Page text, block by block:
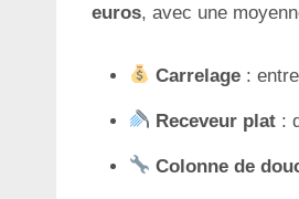
euros, avec une
Carrelage :
Receveur plat :
Colonne de